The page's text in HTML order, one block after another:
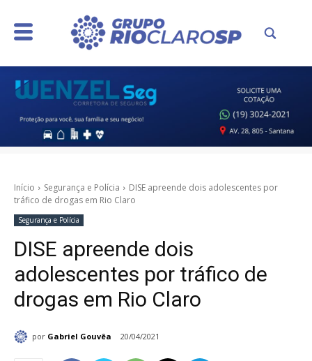
Início Segurança e Polícia
DISE apreende dois adolescentes por
tráfico de drogas em Rio Claro
Segurança e Polícia
DISE apreende dois
adolescentes por tráfico de
drogas em Rio Claro
por Gabriel Gouvêa 20/04/2021